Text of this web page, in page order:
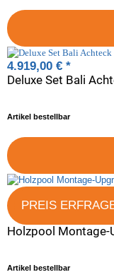
Deluxe Set Bali
4.919,00 € *
Artikel bestellbar
Holzpool Montage-
PREIS
Artikel bestellbar